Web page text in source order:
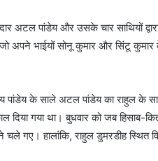
अटल पांडेय और उसके चार साथियों
अपने भाईयों सोनू कुमार और सिंटू कुमार
के साले अटल पांडेय का राहुल के साथ
गया था। बुधवार को जब हिसाब-
गए। हालांकि, राहुल डुमरडीह स्थित